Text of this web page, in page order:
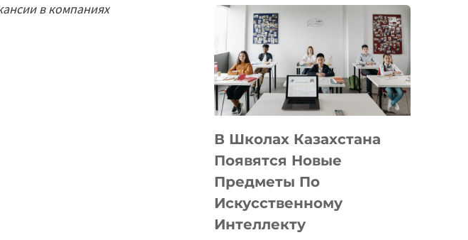
в компаниях
DEAL
VELOCITY
MOST
—
МЕЖДУНАРОДНУЮ
ДЛЯ
ТЕХНОЛОГИЧЕСКИХ
СТАРТАПОВ
В Школах Казахстана
Появятся Новые
Предметы По
Искусственному
Интеллекту